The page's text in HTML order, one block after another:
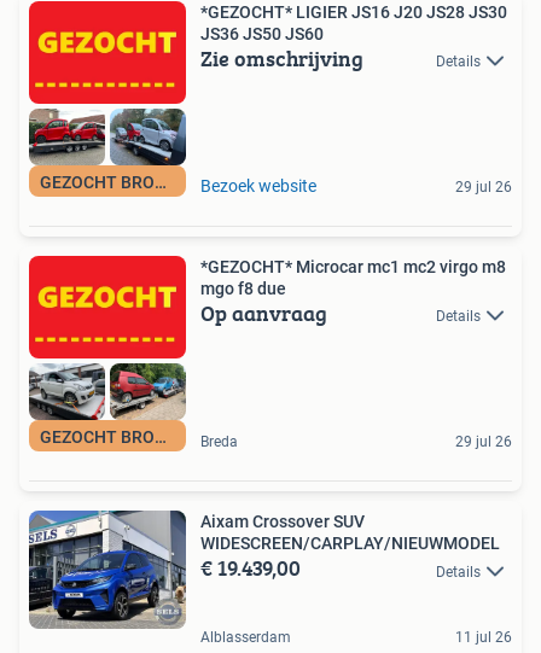
GEZOCHT BROMMOBIEL
*GEZOCHT* LIGIER JS16 J20 JS28 JS30
JS36 JS50 JS60
Zie omschrijving Details
Bezoek website 29 jul 26
GEZOCHT BROMMOBIEL
*GEZOCHT* Microcar mc1 mc2 virgo m8
mgo f8 due
Op aanvraag Details
Breda 29 jul 26
Aixam Crossover SUV
WIDESCREEN/CARPLAY/NIEUWMODEL
€ 19.439,00 Details
Alblasserdam 11 jul 26